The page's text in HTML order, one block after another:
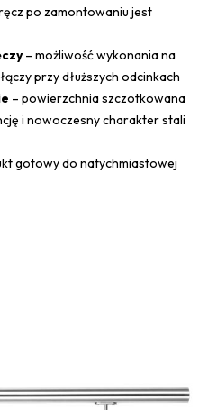
po zamontowaniu jest
– możliwość wykonania na
przy dłuższych odcinkach
– powierzchnia szczotkowana
i nowoczesny charakter stali
gotowy do natychmiastowej